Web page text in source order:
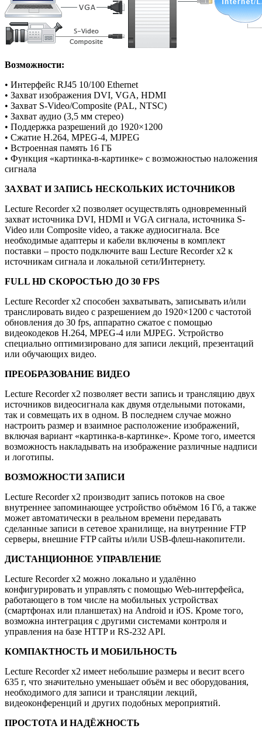
Возможности:
• Интерфейс RJ45 10/100 Ethernet
• Захват изображения DVI, VGA, HDMI
• Захват S-Video/Composite (PAL, NTSC)
• Захват аудио (3,5 мм стерео)
• Поддержка разрешений до 1920×1200
• Сжатие H.264, MPEG-4, MJPEG
• Встроенная память 16 ГБ
• Функция «картинка-в-картинке» с возможностью наложения
сигнала
ЗАХВАТ И ЗАПИСЬ НЕСКОЛЬКИХ ИСТОЧНИКОВ
Lecture Recorder x2 позволяет осуществлять одновременный
захват источника DVI, HDMI и VGA сигнала, источника S-
Video или Composite video, а также аудиосигнала. Все
необходимые адаптеры и кабели включены в комплект
поставки – просто подключите ваш Lecture Recorder x2 к
источникам сигнала и локальной сети/Интернету.
FULL HD СКОРОСТЬЮ ДО 30 FPS
Lecture Recorder x2 способен захватывать, записывать и/или
транслировать видео с разрешением до 1920×1200 с частотой
обновления до 30 fps, аппаратно сжатое с помощью
видеокодеков H.264, MPEG-4 или MJPEG. Ус­т­рой­с­тво
специально оптимизировано для записи лекций, презентаций
или обучающих видео.
ПРЕОБРАЗОВАНИЕ ВИДЕО
Lecture Recorder x2 позволяет вести запись и трансляцию двух
источников видеосигнала как двумя отдельными потоками,
так и совмещать их в одном. В последнем случае можно
настроить размер и взаимное расположение изображений,
включая вариант «картинка-в-картинке». Кроме того, имеется
возможность накладывать на изо­бра­жение различные надписи
и логотипы.
ВОЗМОЖНОСТИ ЗАПИСИ
Lecture Recorder x2 производит запись потоков на свое
внутреннее запоминающее устройство объёмом 16 Гб, а также
может автоматически в реальном времени передавать
сделанные записи в сетевое хранилище, на вну­т­рен­ние FTP
серверы, внешние FTP сайты и/или USB-флеш-накопители.
ДИСТАНЦИОННОЕ УПРАВЛЕНИЕ
Lecture Recorder x2 можно локально и удалённо
конфигурировать и управлять с помощью Web-интерфейса,
работающего в том числе на мобильных устройствах
(смартфонах или планшетах) на Android и iOS. Кроме того,
возможна интеграция с другими системами контроля и
управления на базе HTTP и RS-232 API.
КОМПАКТНОСТЬ И МОБИЛЬНОСТЬ
Lecture Recorder x2 имеет небольшие размеры и весит всего
635 г, что значительно уменьшает объём и вес обо­ру­до­ва­ния,
необходимого для записи и трансляции лекций,
видеоконференций и других подобных мероприятий.
ПРОСТОТА И НАДЁЖНОСТЬ